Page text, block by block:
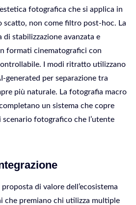
fotografica che si applica in
scatto, non come filtro post-hoc. La
stabilizzazione avanzata e
formati cinematografici con
I modi ritratto utilizzano
generated per separazione tra
più naturale. La fotografia macro
un sistema che copre
scenario fotografico che l’utente
proposta di valore dell’ecosistema
che premiano chi utilizza multiple